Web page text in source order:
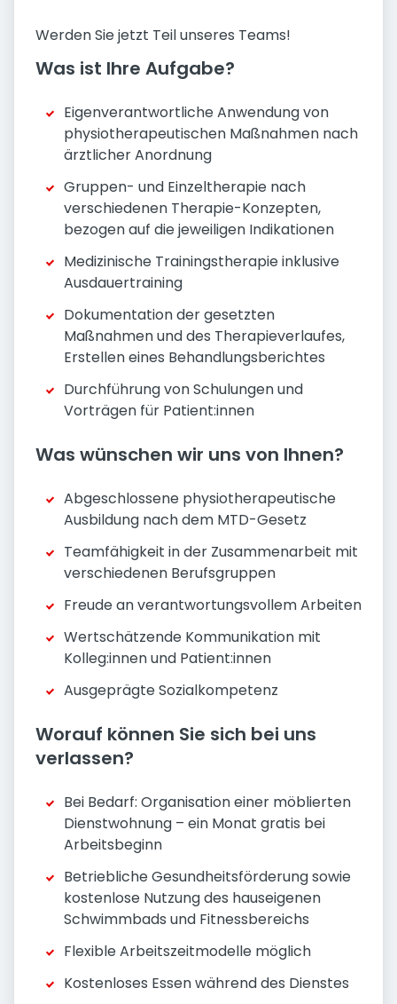
Werden Sie jetzt Teil unseres Teams!
Was ist Ihre Aufgabe?
Eigenverantwortliche Anwendung von
physiotherapeutischen Maßnahmen nach
ärztlicher Anordnung
Gruppen- und Einzeltherapie nach
verschiedenen Therapie-Konzepten,
bezogen auf die jeweiligen Indikationen
Medizinische Trainingstherapie inklusive
Ausdauertraining
Dokumentation der gesetzten
Maßnahmen und des Therapieverlaufes,
Erstellen eines Behandlungsberichtes
Durchführung von Schulungen und
Vorträgen für Patient:innen
Was wünschen wir uns von Ihnen?
Abgeschlossene physiotherapeutische
Ausbildung nach dem MTD-Gesetz
Teamfähigkeit in der Zusammenarbeit mit
verschiedenen Berufsgruppen
Freude an verantwortungsvollem Arbeiten
Wertschätzende Kommunikation mit
Kolleg:innen und Patient:innen
Ausgeprägte Sozialkompetenz
Worauf können Sie sich bei uns
verlassen?
Bei Bedarf: Organisation einer möblierten
Dienstwohnung – ein Monat gratis bei
Arbeitsbeginn
Betriebliche Gesundheits­förderung sowie
kostenlose Nutzung des hauseigenen
Schwimmbads und Fitnessbereichs
Flexible Arbeitszeitmodelle möglich
Kostenloses Essen während des Dienstes